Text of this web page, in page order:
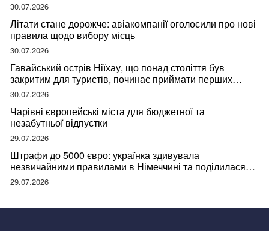
30.07.2026
Літати стане дорожче: авіакомпанії оголосили про нові
правила щодо вибору місць
30.07.2026
Гавайський острів Ніїхау, що понад століття був
закритим для туристів, починає приймати перших
відвідувачів
30.07.2026
Чарівні європейські міста для бюджетної та
незабутньої відпустки
29.07.2026
Штрафи до 5000 євро: українка здивувала
незвичайними правилами в Німеччині та поділилася
правдою
29.07.2026